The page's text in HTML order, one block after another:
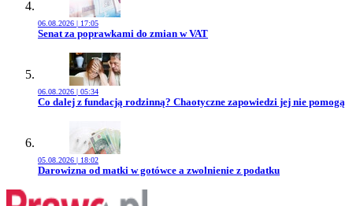
06.08.2026 | 17:05
Przejdź do artykułu:
Senat za poprawkami do zmian w VAT
06.08.2026 | 05:34
Przejdź do artykułu:
Co dalej z fundacją rodzinną? Chaotyczne zapowiedzi jej nie pomogą
05.08.2026 | 18:02
Przejdź do artykułu:
Darowizna od matki w gotówce a zwolnienie z podatku